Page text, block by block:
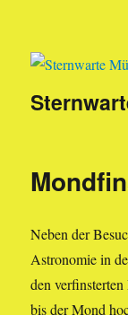
Neben der
Astronomie in
den
bis der Mond